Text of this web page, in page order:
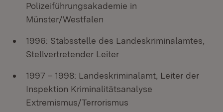
Polizeiführungsakademie in
Münster/Westfalen
1996: Stabsstelle des Landeskriminalamtes,
Stellvertretender Leiter
1997 – 1998: Landeskriminalamt, Leiter der
Inspektion Kriminalitätsanalyse
Extremismus/Terrorismus